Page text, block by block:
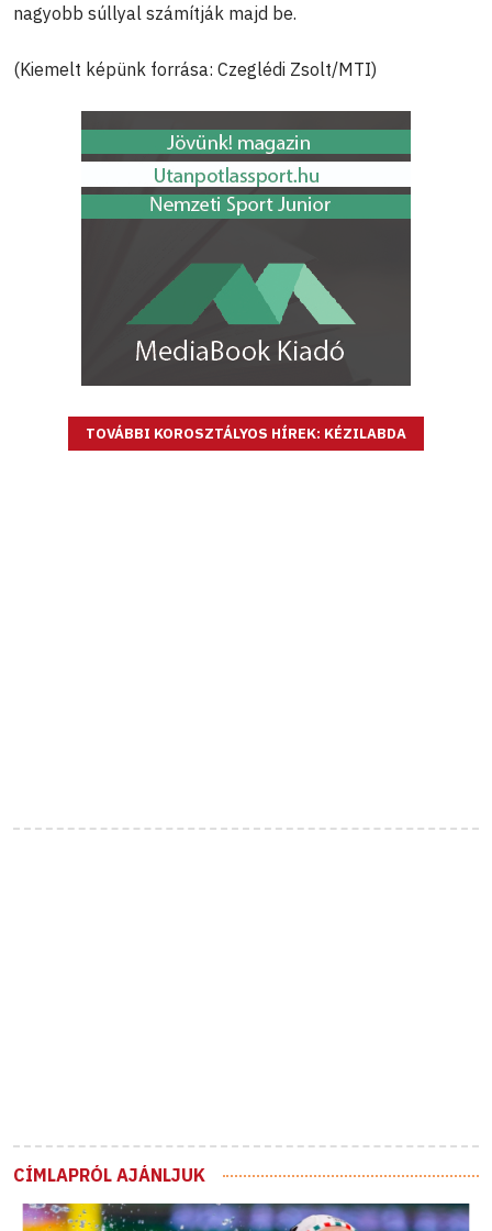
nagyobb súllyal számítják majd be.
(Kiemelt képünk forrása: Czeglédi Zsolt/MTI)
TOVÁBBI KOROSZTÁLYOS HÍREK: KÉZILABDA
CÍMLAPRÓL AJÁNLJUK